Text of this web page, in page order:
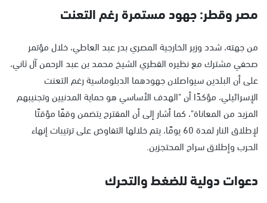
مصر وقطر: جهود مستمرة رغم التعنت
من جهته، شدد وزير الخارجية المصري بدر عبد العاطي، خلال مؤتمر
صحفي مشترك مع نظيره القطري الشيخ محمد بن عبد الرحمن آل ثاني،
على أن البلدين سيواصلان جهودهما الدبلوماسية رغم التعنت
الإسرائيلي، مؤكدًا أن "الهدف الأساسي هو حماية المدنيين وتجنيبهم
المزيد من المعاناة"، كما أشار إلى أن المقترح يتضمن وقفًا مؤقتًا
لإطلاق النار لمدة 60 يومًا، يتم خلالها التفاوض على ترتيبات إنهاء
الحرب وإطلاق سراح المحتجزين.
دعوات دولية للضغط والتحرك